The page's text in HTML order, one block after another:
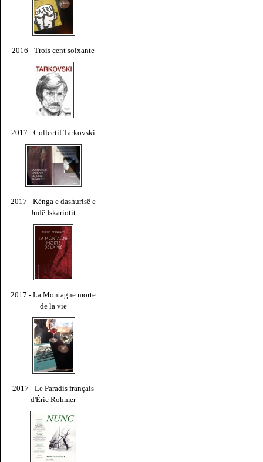
2016 - Trois cent soixante
2017 - Collectif Tarkovski
2017 - Kënga e dashurisë e
Judë Iskariotit
2017 - La Montagne morte
de la vie
2017 - Le Paradis français
d'Éric Rohmer